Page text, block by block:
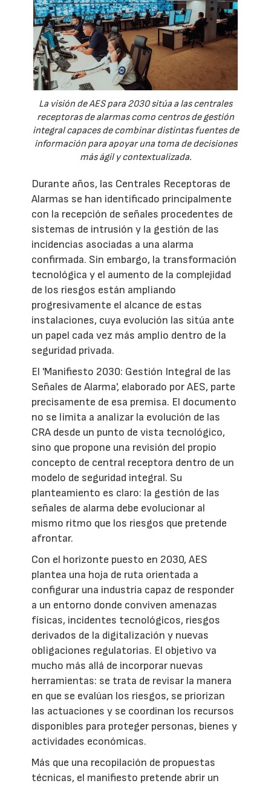
La visión de AES para 2030 sitúa a las centrales
receptoras de alarmas como centros de gestión
integral capaces de combinar distintas fuentes de
información para apoyar una toma de decisiones
más ágil y contextualizada.
Durante años, las Centrales Receptoras de
Alarmas se han identificado principalmente
con la recepción de señales procedentes de
sistemas de intrusión y la gestión de las
incidencias asociadas a una alarma
confirmada. Sin embargo, la transformación
tecnológica y el aumento de la complejidad
de los riesgos están ampliando
progresivamente el alcance de estas
instalaciones, cuya evolución las sitúa ante
un papel cada vez más amplio dentro de la
seguridad privada.
El 'Manifiesto 2030: Gestión Integral de las
Señales de Alarma', elaborado por AES, parte
precisamente de esa premisa. El documento
no se limita a analizar la evolución de las
CRA desde un punto de vista tecnológico,
sino que propone una revisión del propio
concepto de central receptora dentro de un
modelo de seguridad integral. Su
planteamiento es claro: la gestión de las
señales de alarma debe evolucionar al
mismo ritmo que los riesgos que pretende
afrontar.
Con el horizonte puesto en 2030, AES
plantea una hoja de ruta orientada a
configurar una industria capaz de responder
a un entorno donde conviven amenazas
físicas, incidentes tecnológicos, riesgos
derivados de la digitalización y nuevas
obligaciones regulatorias. El objetivo va
mucho más allá de incorporar nuevas
herramientas: se trata de revisar la manera
en que se evalúan los riesgos, se priorizan
las actuaciones y se coordinan los recursos
disponibles para proteger personas, bienes y
actividades económicas.
Más que una recopilación de propuestas
técnicas, el manifiesto pretende abrir un